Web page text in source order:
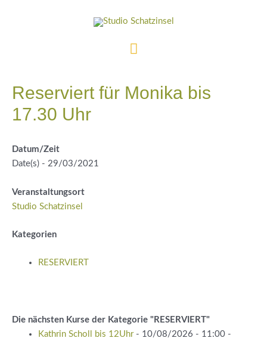
Hauptmenü
Reserviert für Monika bis
17.30 Uhr
Datum/Zeit
Date(s) - 29/03/2021
Veranstaltungsort
Studio Schatzinsel
Kategorien
RESERVIERT
Die nächsten Kurse der Kategorie "RESERVIERT"
Kathrin Scholl bis 12Uhr- 10/08/2026 - 11:00 -